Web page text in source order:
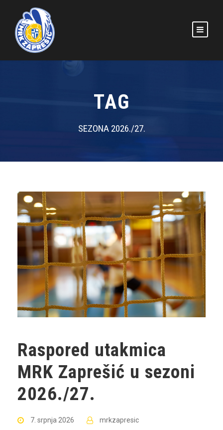
TAG
SEZONA 2026./27.
Raspored utakmica
MRK Zaprešić u sezoni
2026./27.
7. srpnja 2026
mrkzapresic